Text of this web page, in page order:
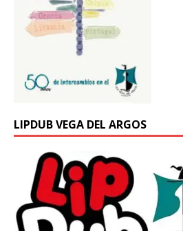
LIPDUB VEGA DEL ARGOS